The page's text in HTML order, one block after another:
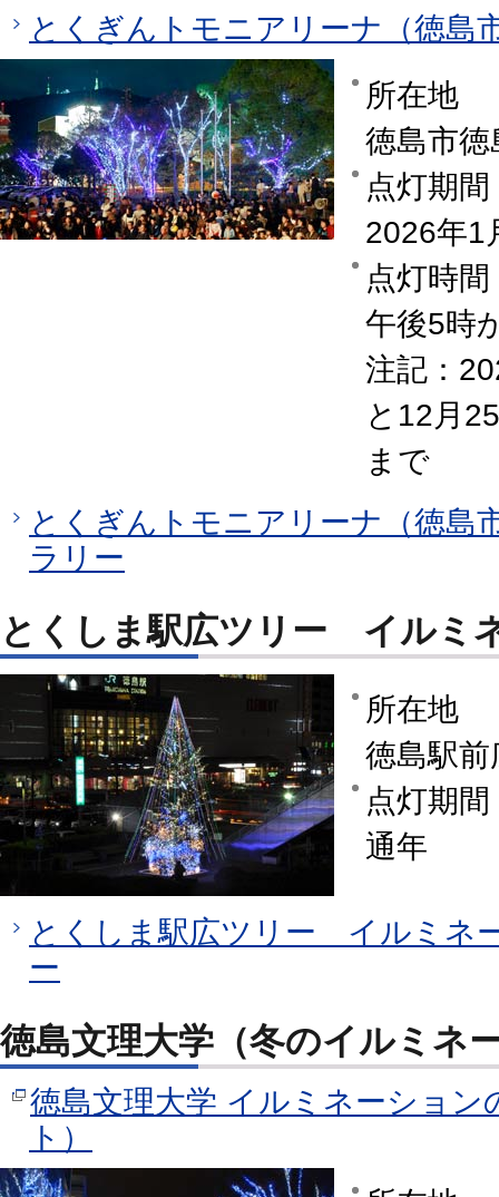
とくぎんトモニアリーナ（徳島
所在地
徳島市
点灯期間
2026年1
点灯時間
午後5時
注記：
と12月
まで
とくぎんトモニアリーナ（徳島
ラリー
とくしま駅広ツリー イルミ
所在地
徳島駅前
点灯期間
通年
とくしま駅広ツリー イルミネ
ー
徳島文理大学（冬のイルミネ
徳島文理大学 イルミネーション
ト）